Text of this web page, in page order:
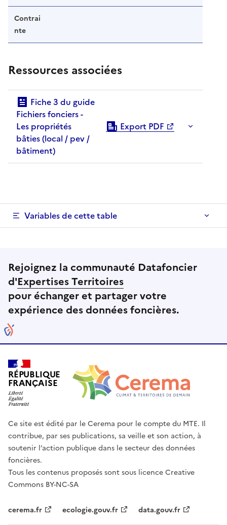
Contrai
nte
Ressources associées
Fichiers fonciers -
Les propriétés
bâties (local / pev /
bâtiment)
Export PDF
Variables de cette table
Rejoignez la communauté Datafoncier
d'Expertises Territoires
pour échanger et partager votre
expérience des données foncières.
RÉPUBLIQUE
FRANÇAISE
Ce site est édité par le Cerema pour le compte du MTE. Il
contribue, par ses publications, sa veille et son action, à
soutenir l’action publique dans le secteur des données
foncières.
Tous les contenus proposés sont sous licence Creative
Commons BY-NC-SA
cerema.fr ecologie.gouv.fr data.gouv.fr